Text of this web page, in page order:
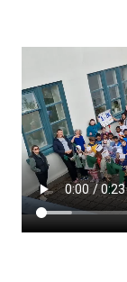
Námsmat
Læsi
Lestrarheftin
Náms- og
Námsráðgjafi